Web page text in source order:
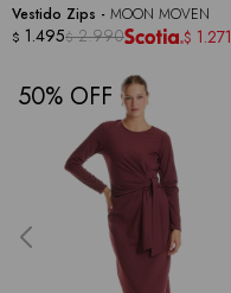
Vestido Zips - MOON MOVEN
$ 1.495$ 2.990 $ 1.271
50